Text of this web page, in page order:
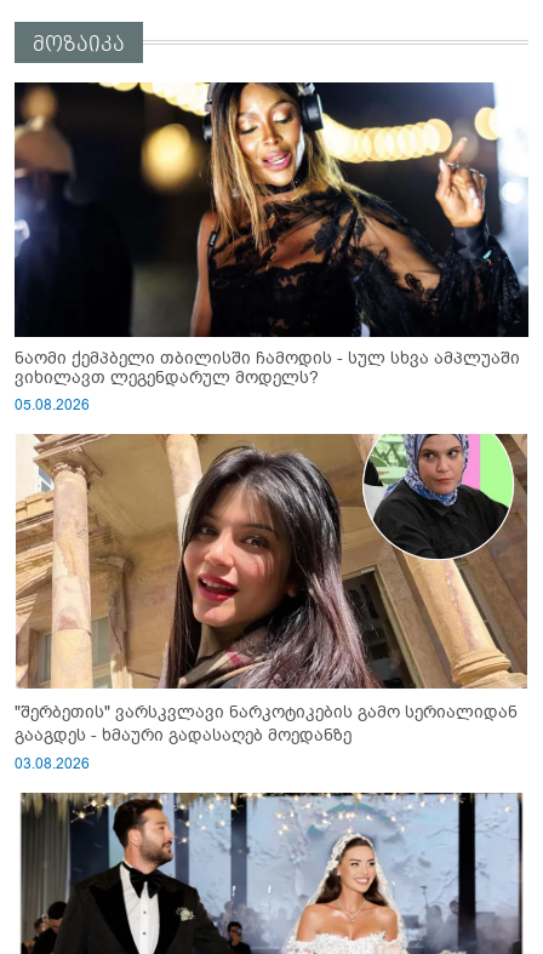
მოზაიკა
ნაომი ქემპბელი თბილისში ჩამოდის - სულ სხვა ამპლუაში
ვიხილავთ ლეგენდარულ მოდელს?
05.08.2026
"შერბეთის" ვარსკვლავი ნარკოტიკების გამო სერიალიდან
გააგდეს - ხმაური გადასაღებ მოედანზე
03.08.2026